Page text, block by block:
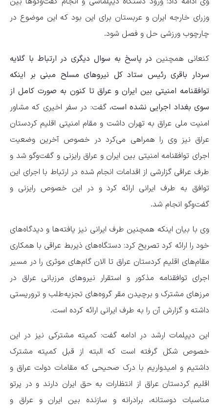
وزرای خارجه ایران و عربستان برای این بود که این موضوع در
چارچوب ورزشی حل و فصل شود.
کنعانی همچنین در پاسخ به سوال دیگری در ارتباط با گلایه
سردار باقری رئیس ستاد کل نیروهای مسلح مبنی بر اینکه
توافقنامه امنیتی بین ایران و عراق تا کنون به صورت کامل از
سوی بغداد اجرایی نشده است،گفت: در سفر اخیری که مشاور
امنیت ملی عراق به تهران داشت و مقام امنیتی اقلیم کردستان
عراق نیز وی را همراهی می‌کرد در خصوص آخرین وضعیت
اجرای توافقنامه امنیتی بین ایران و عراق رایزنی و گفت‌وگو شد و
طرف عراقی گزارشی از اقدامات انجام شده در ارتباط با اجرای این
توافق به طرف ایرانی ارائه کرد و در این خصوص رایزنی و
گفت‌وگو انجام شد.
وی با بیان اینکه همچنین طرف ایرانی نیز یافته‌ها و دیدگاه‌های
خود را ارائه کرد تصریح کرد: دستگاه‌های ذیربط عراقی با همکاری
مقام‌های اقلیم کردستان عراق تا الان گام‌های موثری را در مسیر
اجرای توافقنامه مذکور و استقرار نیروهای مرزبانی عراق در
مرزهای مشترک و برچیدن مقر گروه‌های تجزیه‌طلب و تروریستی
داشته و گزارش آن را به طرف ایرانی ارائه کرده است.
این دیپلمات ارشد در ادامه گفت: کمیته مشترکی نیز در این
خصوص شکل گرفته است که البته از قبل کمیته مشترک
داشتیم و امیدواریم با درک صحیحی که مقامات دولت عراق و
اقلیم کردستان عراق از انتظارات به حق ایران دارند و در پرتو
مناسبات دوستانه، برادرانه و سازنده بین ایران و عراق و